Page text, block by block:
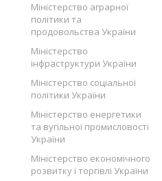
Міністерство аграрної
політики та
продовольства України
Міністерство
інфраструктури України
Міністерство соціальної
політики України
Міністерство енергетики
та вугільної промисловості
України
Міністерство економічного
розвитку і торгівлі України